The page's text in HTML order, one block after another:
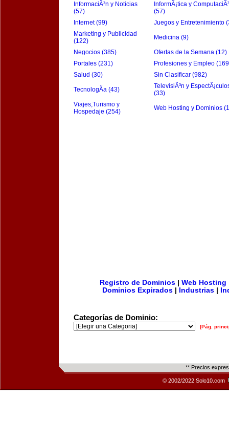
InformaciÃ³n y Noticias
(57)
InformÃ¡tica y
(57)
Internet (99)
Juegos y Entretenimiento
Marketing y Publicidad
(122)
Medicina (9)
Negocios (385)
Ofertas de la Semana (12)
Portales (231)
Profesiones y Empleo
Salud (30)
Sin Clasificar (982)
TecnologÃ­a (43)
TelevisiÃ³n y
(33)
Viajes,Turismo y
Hospedaje (254)
Web Hosting y Dominios
Registro de Dominios| Web Hosting
Dominios Expirados
Industrias
Categorías de Dominio:
[Pág.
** Precios
© 2002/2022 Solo10.com